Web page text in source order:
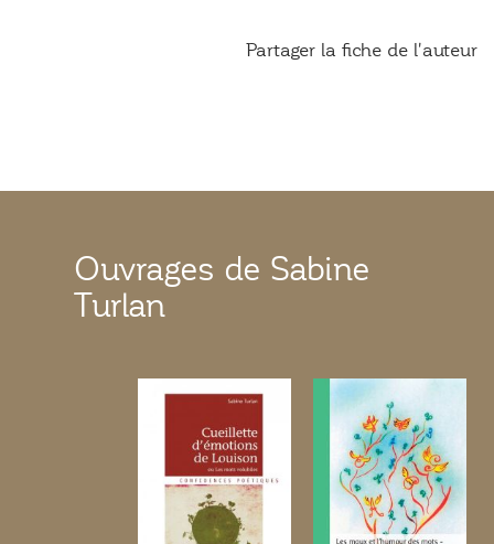
Partager la fiche de l'auteur
Ouvrages de Sabine
Turlan